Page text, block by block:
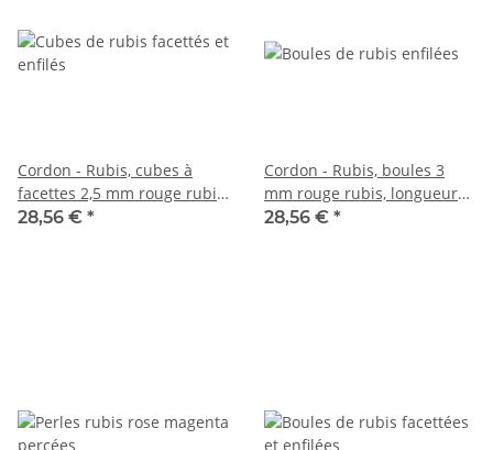
Cordon - Rubis, cubes à
facettes 2,5 mm rouge rubis,
longueur 38,5 cm /7785
28,56 € *
Cordon - Rubis, boules 3
mm rouge rubis, longueur
38,5 cm /5799
28,56 € *